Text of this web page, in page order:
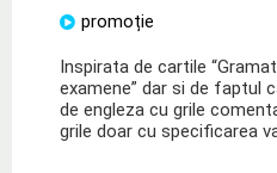
promoție
Inspirata de cartile
examene” dar si de faptul
de engleza cu grile
grile doar cu specificarea